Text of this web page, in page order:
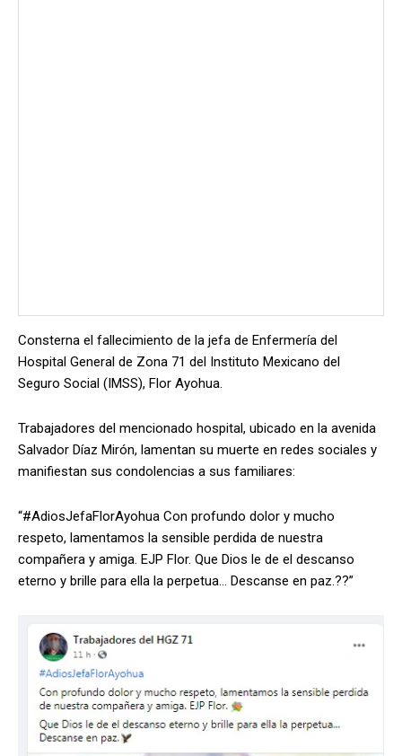
Consterna el fallecimiento de la jefa de Enfermería del
Hospital General de Zona 71 del Instituto Mexicano del
Seguro Social (IMSS), Flor Ayohua.
Trabajadores del mencionado hospital, ubicado en la avenida
Salvador Díaz Mirón, lamentan su muerte en redes sociales y
manifiestan sus condolencias a sus familiares:
“#AdiosJefaFlorAyohua Con profundo dolor y mucho
respeto, lamentamos la sensible perdida de nuestra
compañera y amiga. EJP Flor. Que Dios le de el descanso
eterno y brille para ella la perpetua… Descanse en paz.??”